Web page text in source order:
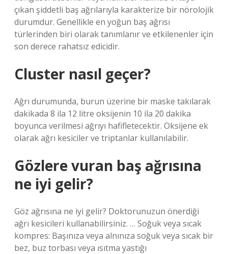
çıkan şiddetli baş ağrılarıyla karakterize bir nörolojik
durumdur. Genellikle en yoğun baş ağrısı
türlerinden biri olarak tanımlanır ve etkilenenler için
son derece rahatsız edicidir.
Cluster nasıl geçer?
Ağrı durumunda, burun üzerine bir maske takılarak
dakikada 8 ila 12 litre oksijenin 10 ila 20 dakika
boyunca verilmesi ağrıyı hafifletecektir. Oksijene ek
olarak ağrı kesiciler ve triptanlar kullanılabilir.
Gözlere vuran baş ağrısına
ne iyi gelir?
Göz ağrısına ne iyi gelir? Doktorunuzun önerdiği
ağrı kesicileri kullanabilirsiniz. … Soğuk veya sıcak
kompres: Başınıza veya alnınıza soğuk veya sıcak bir
bez, buz torbası veya ısıtma yastığı